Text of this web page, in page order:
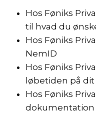
Hos Føniks
til hvad du
Hos Føniks
NemID
Hos Føniks
løbetiden på dit
Hos Føniks
dokumentation